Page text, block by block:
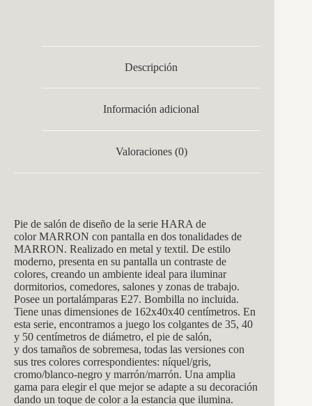
Descripción
Información adicional
Valoraciones (0)
Pie de salón de diseño de la serie HARA de
color MARRON con pantalla en dos tonalidades de
MARRON. Realizado en metal y textil. De estilo
moderno, presenta en su pantalla un contraste de
colores, creando un ambiente ideal para iluminar
dormitorios, comedores, salones y zonas de trabajo.
Posee un portalámparas E27. Bombilla no incluida.
Tiene unas dimensiones de 162x40x40 centímetros. En
esta serie, encontramos a juego los colgantes de 35, 40
y 50 centímetros de diámetro, el pie de salón,
y dos tamaños de sobremesa, todas las versiones con
sus tres colores correspondientes: níquel/gris,
cromo/blanco-negro y marrón/marrón. Una amplia
gama para elegir el que mejor se adapte a su decoración
dando un toque de color a la estancia que ilumina.